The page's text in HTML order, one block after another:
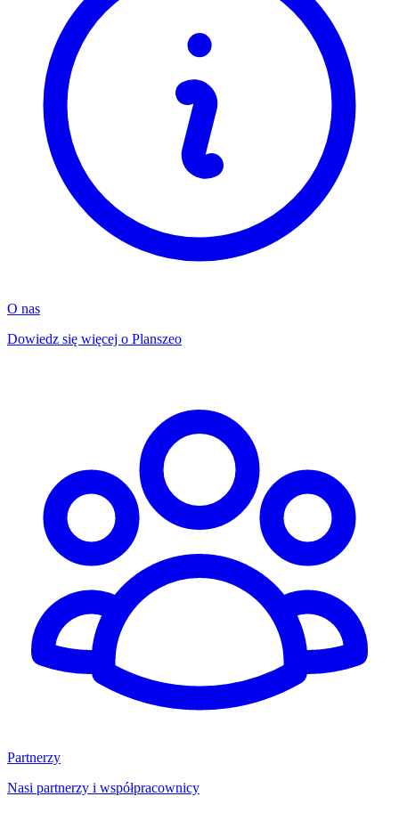
O nas
Dowiedz się więcej o Planszeo
Partnerzy
Nasi partnerzy i współpracownicy